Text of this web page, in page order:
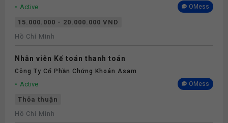
Active OMess
15.000.000 - 20.000.000 VND
Hồ Chí Minh
Nhân viên Kế toán thanh toán
Công Ty Cổ Phần Chứng Khoán Asam
Active OMess
Thỏa thuận
Hồ Chí Minh